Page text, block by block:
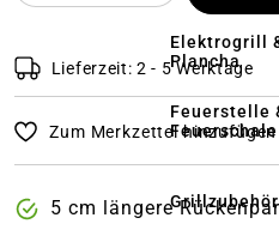
Elektrogrill
Plancha
Feuerstelle
Feuerschale
Grillzubehör
Lieferzeit: 2 - 5 Werktage
Zum Merkzettel hinzufügen
5 cm längere